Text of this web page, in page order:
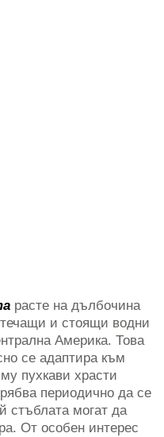
расте на дълбочина
и стоящи водни
Америка. Това
се адаптира към
пухкави храсти
периодично да се
стъблата могат да
От особен интерес